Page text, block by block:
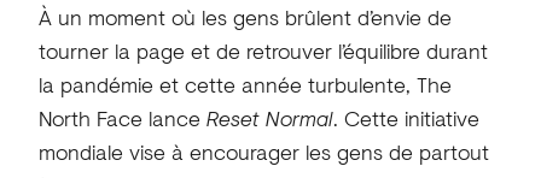
À un moment où les gens brûlent d’envie de
tourner la page et de retrouver l’équilibre durant
la pandémie et cette année turbulente, The
North Face lance Reset Normal. Cette initiative
mondiale vise à encourager les gens de partout